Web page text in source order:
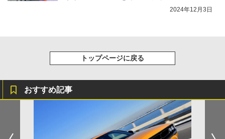
2024年12月3日
トップページに戻る
おすすめ記事